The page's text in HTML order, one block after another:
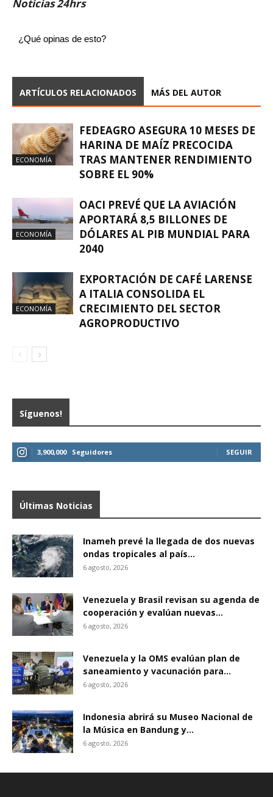
Noticias 24hrs
¿Qué opinas de esto?
ARTÍCULOS RELACIONADOS MÁS DEL AUTOR
ECONOMÍA
FEDEAGRO ASEGURA 10 MESES DE
HARINA DE MAÍZ PRECOCIDA
TRAS MANTENER RENDIMIENTO
SOBRE EL 90%
ECONOMÍA
OACI PREVÉ QUE LA AVIACIÓN
APORTARÁ 8,5 BILLONES DE
DÓLARES AL PIB MUNDIAL PARA
2040
ECONOMÍA
EXPORTACIÓN DE CAFÉ LARENSE
A ITALIA CONSOLIDA EL
CRECIMIENTO DEL SECTOR
AGROPRODUCTIVO
Síguenos!
3,900,000 Seguidores SEGUIR
Últimas Noticias
Inameh prevé la llegada de dos nuevas
ondas tropicales al país...
6 agosto, 2026
Venezuela y Brasil revisan su agenda de
cooperación y evalúan nuevas...
6 agosto, 2026
Venezuela y la OMS evalúan plan de
saneamiento y vacunación para...
6 agosto, 2026
Indonesia abrirá su Museo Nacional de
la Música en Bandung y...
6 agosto, 2026